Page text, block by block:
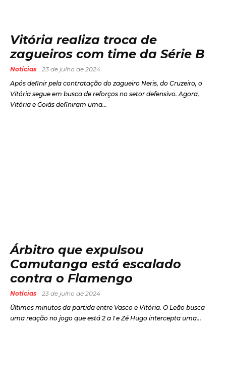
Vitória realiza troca de
zagueiros com time da Série B
Notícias
23 de julho de 2024
Após definir pela contratação do zagueiro Neris, do Cruzeiro, o
Vitória segue em busca de reforços no setor defensivo. Agora,
Vitória e Goiás definiram uma...
Árbitro que expulsou
Camutanga está escalado
contra o Flamengo
Notícias
23 de julho de 2024
Últimos minutos da partida entre Vasco e Vitória. O Leão busca
uma reação no jogo que está 2 a 1 e Zé Hugo intercepta uma...